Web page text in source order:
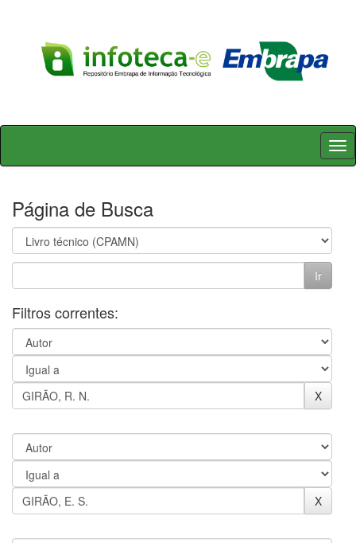
Skip
Página de Busca
Filtros correntes: